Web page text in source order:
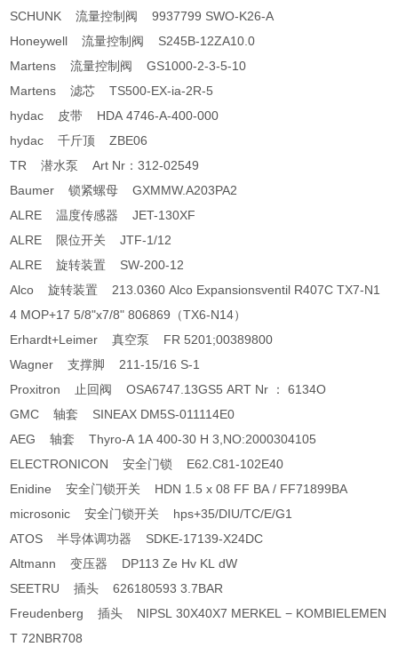
SCHUNK 流量控制阀 9937799 SWO-K26-A
Honeywell 流量控制阀 S245B-12ZA10.0
Martens 流量控制阀 GS1000-2-3-5-10
Martens 滤芯 TS500-EX-ia-2R-5
hydac 皮带 HDA 4746-A-400-000
hydac 千斤顶 ZBE06
TR 潜水泵 Art Nr：312-02549
Baumer 锁紧螺母 GXMMW.A203PA2
ALRE 温度传感器 JET-130XF
ALRE 限位开关 JTF-1/12
ALRE 旋转装置 SW-200-12
Alco 旋转装置 213.0360 Alco Expansionsventil R407C TX7-N1
4 MOP+17 5/8"x7/8" 806869（TX6-N14）
Erhardt+Leimer 真空泵 FR 5201;00389800
Wagner 支撑脚 211-15/16 S-1
Proxitron 止回阀 OSA6747.13GS5 ART Nr ： 6134O
GMC 轴套 SINEAX DM5S-011114E0
AEG 轴套 Thyro-A 1A 400-30 H 3,NO:2000304105
ELECTRONICON 安全门锁 E62.C81-102E40
Enidine 安全门锁开关 HDN 1.5 x 08 FF BA / FF71899BA
microsonic 安全门锁开关 hps+35/DIU/TC/E/G1
ATOS 半导体调功器 SDKE-17139-X24DC
Altmann 变压器 DP113 Ze Hv KL dW
SEETRU 插头 626180593 3.7BAR
Freudenberg 插头 NIPSL 30X40X7 MERKEL − KOMBIELEMEN
T 72NBR708